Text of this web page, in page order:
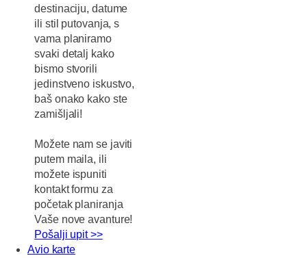
destinaciju, datume
ili stil putovanja, s
vama planiramo
svaki detalj kako
bismo stvorili
jedinstveno iskustvo,
baš onako kako ste
zamišljali!
Možete nam se javiti
putem maila, ili
možete ispuniti
kontakt formu za
početak planiranja
Vaše nove avanture!
Pošalji upit >>
Avio karte